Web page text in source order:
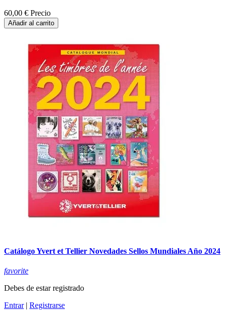
60,00 € Precio
Añadir al carrito
Catálogo Yvert et Tellier Novedades Sellos Mundiales Año 2024
favorite
Debes de estar registrado
Entrar| Registrarse